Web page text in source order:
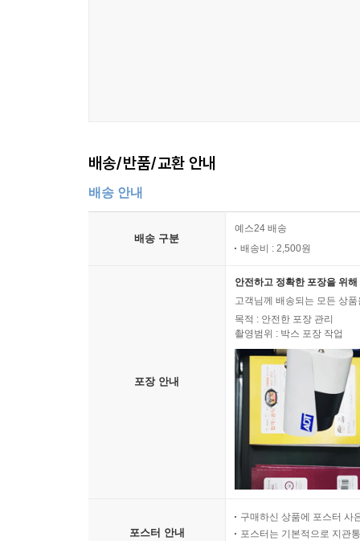
배송/반품/교환 안내
배송 안내
배송 구분
예스24 배송
배송비 : 2,500원
포장 안내
안전하고 정확한 포장을 위
고객님께 배송되는 모든 상
목적 : 안전한 포장 관리
촬영범위 : 박스 포장 작업
포스터 안내
구매하신 상품에 포스터 사
포스터는 기본적으로 지관